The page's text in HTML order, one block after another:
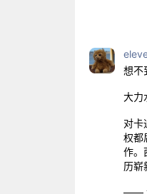
想不
大力
对卡
权都
作。
历崭